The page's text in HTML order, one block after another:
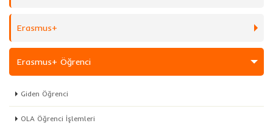
Erasmus+
Erasmus+ Öğrenci
Giden Öğrenci
OLA Öğrenci İşlemleri